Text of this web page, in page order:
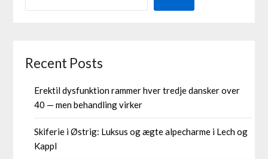
Recent Posts
Erektil dysfunktion rammer hver tredje dansker over
40 — men behandling virker
Skiferie i Østrig: Luksus og ægte alpecharme i Lech og
Kappl